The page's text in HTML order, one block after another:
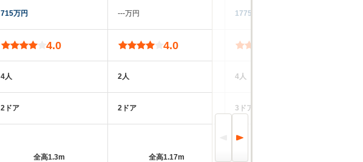
715万円
4.0
4人
2ドア
全高1.3m
‐‐‐万円
4.0
2人
2ドア
全高1.17m
1775.8万円
4人
3ドア